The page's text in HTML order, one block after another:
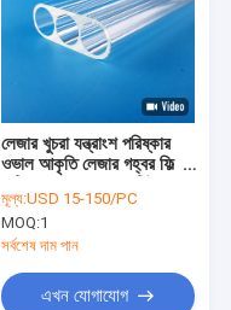
লেজার খুচরা যন্ত্রাংশ পরিষ্কার
ওভাল আকৃতি লেজার গহ্বর ফিল্টার
মূল্য:USD 15-150/PC
MOQ:1
সর্বশেষ দাম পান
এখন যোগাযোগ